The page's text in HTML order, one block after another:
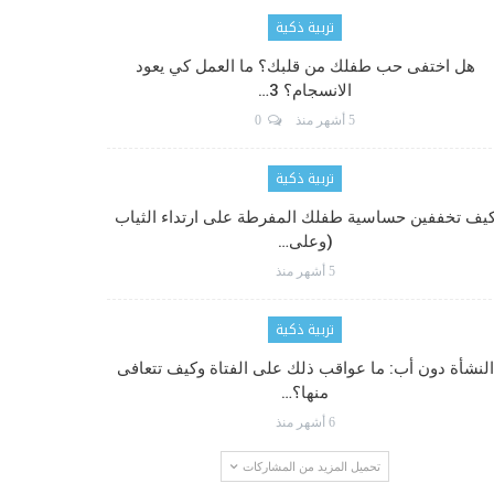
تربية ذكية
هل اختفى حب طفلك من قلبك؟ ما العمل كي يعود
الانسجام؟ 3…
5 أشهر منذ
تربية ذكية
تخففين حساسية طفلك المفرطة على ارتداء الثياب
(وعلى…
5 أشهر منذ
تربية ذكية
النشأة دون أب: ما عواقب ذلك على الفتاة وكيف تتعافى
منها؟…
6 أشهر منذ
تحميل المزيد من المشاركات